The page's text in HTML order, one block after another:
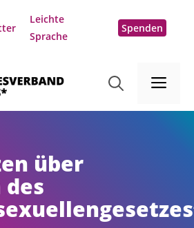
Leichte
Sprache
Spenden
über
des